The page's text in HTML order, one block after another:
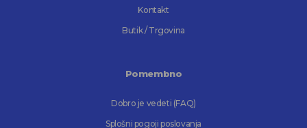
Kontakt
Butik / Trgovina
Pomembno
Dobro je vedeti (FAQ)
Splošni pogoji poslovanja